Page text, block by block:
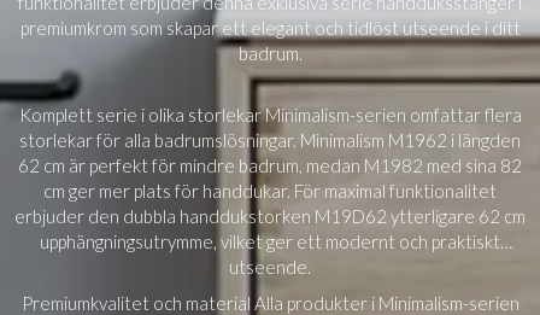
premiumkrom som skapar ett elegant och tidlöst utseende i ditt
badrum.
Komplett serie i olika storlekar Minimalism-serien omfattar flera
storlekar för alla badrumslösningar. Minimalism M1962 i längden
62 cm är perfekt för mindre badrum, medan M1982 med sina 82
cm ger mer plats för handdukar. För maximal funktionalitet
erbjuder den dubbla handdukstorken M19D62 ytterligare 62 cm
upphängningsutrymme, vilket ger ett modernt och praktiskt
utseende.
Premiumkvalitet och material Alla produkter i Minimalism-serien